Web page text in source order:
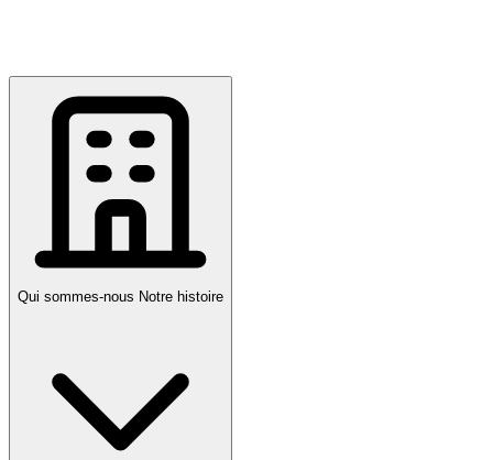
Qui sommes-nous Notre histoire